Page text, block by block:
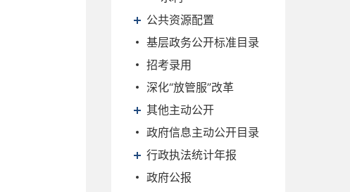
公共资源配置
基层政务公开标准目录
招考录用
深化“放管服”改革
其他主动公开
政府信息主动公开目录
行政执法统计年报
政府公报